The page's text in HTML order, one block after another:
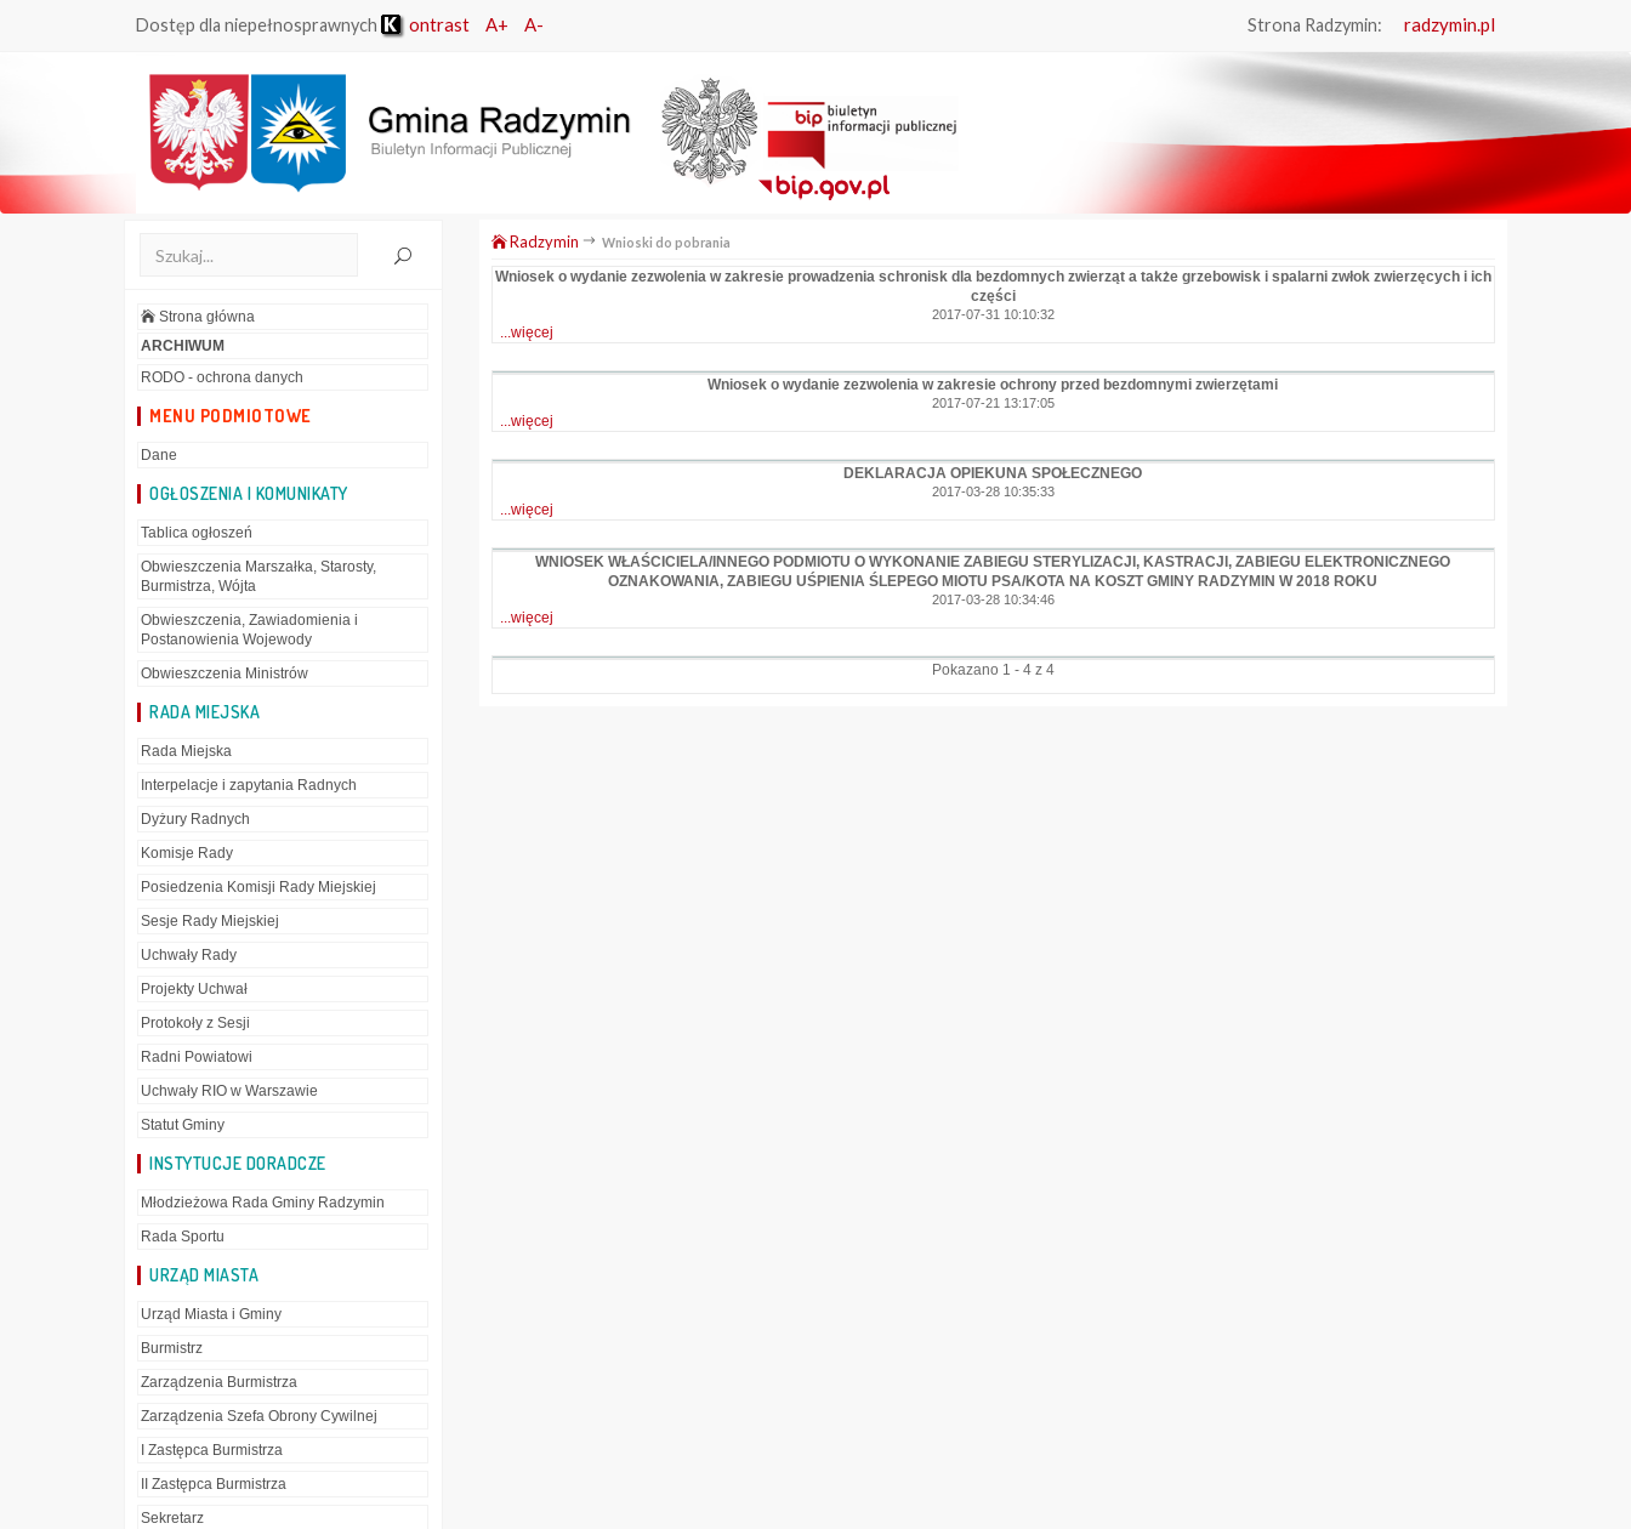
Dostęp dla niepełnosprawnych ontrast A+ A- Strona Radzymin: radzymin.pl
Strona główna
ARCHIWUM
RODO - ochrona danych
MENU PODMIOTOWE
Dane
OGŁOSZENIA I KOMUNIKATY
Tablica ogłoszeń
Obwieszczenia Marszałka, Starosty,
Burmistrza, Wójta
Obwieszczenia, Zawiadomienia i
Postanowienia Wojewody
Obwieszczenia Ministrów
RADA MIEJSKA
Rada Miejska
Interpelacje i zapytania Radnych
Dyżury Radnych
Komisje Rady
Posiedzenia Komisji Rady Miejskiej
Sesje Rady Miejskiej
Uchwały Rady
Projekty Uchwał
Protokoły z Sesji
Radni Powiatowi
Uchwały RIO w Warszawie
Statut Gminy
INSTYTUCJE DORADCZE
Młodzieżowa Rada Gminy Radzymin
Rada Sportu
URZĄD MIASTA
Urząd Miasta i Gminy
Burmistrz
Zarządzenia Burmistrza
Zarządzenia Szefa Obrony Cywilnej
I Zastępca Burmistrza
II Zastępca Burmistrza
Sekretarz
Radzymin Wnioski do pobrania
Wniosek o wydanie zezwolenia w zakresie prowadzenia schronisk dla bezdomnych zwierząt a także grzebowisk i spalarni zwłok zwierzęcych i ich
części
2017-07-31 10:10:32
...więcej
Wniosek o wydanie zezwolenia w zakresie ochrony przed bezdomnymi zwierzętami
2017-07-21 13:17:05
...więcej
DEKLARACJA OPIEKUNA SPOŁECZNEGO
2017-03-28 10:35:33
...więcej
WNIOSEK WŁAŚCICIELA/INNEGO PODMIOTU O WYKONANIE ZABIEGU STERYLIZACJI, KASTRACJI, ZABIEGU ELEKTRONICZNEGO
OZNAKOWANIA, ZABIEGU UŚPIENIA ŚLEPEGO MIOTU PSA/KOTA NA KOSZT GMINY RADZYMIN W 2018 ROKU
2017-03-28 10:34:46
...więcej
Pokazano 1 - 4 z 4